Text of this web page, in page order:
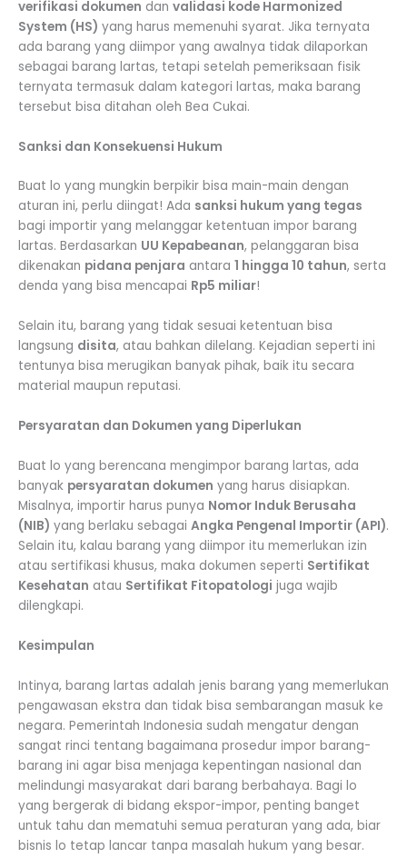
verifikasi dokumen dan validasi kode Harmonized
System (HS) yang harus memenuhi syarat. Jika ternyata
ada barang yang diimpor yang awalnya tidak dilaporkan
sebagai barang lartas, tetapi setelah pemeriksaan fisik
ternyata termasuk dalam kategori lartas, maka barang
tersebut bisa ditahan oleh Bea Cukai.
Sanksi dan Konsekuensi Hukum
Buat lo yang mungkin berpikir bisa main-main dengan
aturan ini, perlu diingat! Ada sanksi hukum yang tegas
bagi importir yang melanggar ketentuan impor barang
lartas. Berdasarkan UU Kepabeanan, pelanggaran bisa
dikenakan pidana penjara antara 1 hingga 10 tahun, serta
denda yang bisa mencapai Rp5 miliar!
Selain itu, barang yang tidak sesuai ketentuan bisa
langsung disita, atau bahkan dilelang. Kejadian seperti ini
tentunya bisa merugikan banyak pihak, baik itu secara
material maupun reputasi.
Persyaratan dan Dokumen yang Diperlukan
Buat lo yang berencana mengimpor barang lartas, ada
banyak persyaratan dokumen yang harus disiapkan.
Misalnya, importir harus punya Nomor Induk Berusaha
(NIB) yang berlaku sebagai Angka Pengenal Importir (API).
Selain itu, kalau barang yang diimpor itu memerlukan izin
atau sertifikasi khusus, maka dokumen seperti Sertifikat
Kesehatan atau Sertifikat Fitopatologi juga wajib
dilengkapi.
Kesimpulan
Intinya, barang lartas adalah jenis barang yang memerlukan
pengawasan ekstra dan tidak bisa sembarangan masuk ke
negara. Pemerintah Indonesia sudah mengatur dengan
sangat rinci tentang bagaimana prosedur impor barang-
barang ini agar bisa menjaga kepentingan nasional dan
melindungi masyarakat dari barang berbahaya. Bagi lo
yang bergerak di bidang ekspor-impor, penting banget
untuk tahu dan mematuhi semua peraturan yang ada, biar
bisnis lo tetap lancar tanpa masalah hukum yang besar.